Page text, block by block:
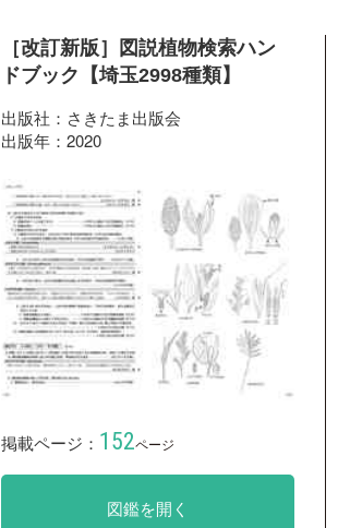
［改訂新版］図説植物検索ハン
ドブック【埼玉2998種類】
出版社：さきたま出版会
出版年：2020
掲載ページ： 152ページ
図鑑を開く